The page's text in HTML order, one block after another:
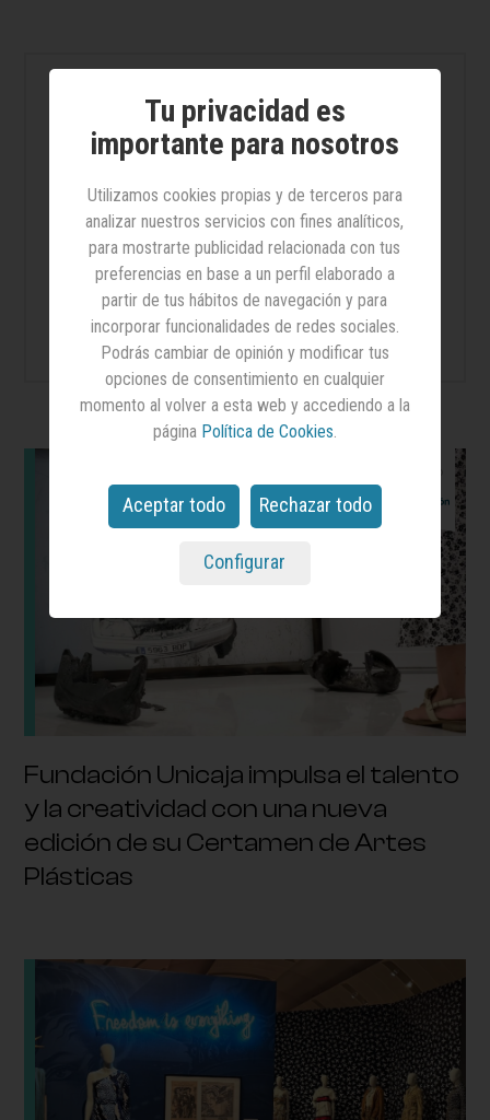
Fundación Unicaja impulsa el talento
y la creatividad con una nueva
edición de su Certamen de Artes
Plásticas
Lo + leído
financiera de Telefónica, entra
en el consejo de Cellnex
10 productos para cuidar tu
cabello en verano
Tu privacidad es
importante para nosotros
Utilizamos cookies propias y de terceros para
analizar nuestros servicios con fines analíticos,
para mostrarte publicidad relacionada con tus
preferencias en base a un perfil elaborado a
partir de tus hábitos de navegación y para
incorporar funcionalidades de redes sociales.
Podrás cambiar de opinión y modificar tus
opciones de consentimiento en cualquier
momento al volver a esta web y accediendo a la
página Política de Cookies
Aceptar todo Rechazar todo
Configurar